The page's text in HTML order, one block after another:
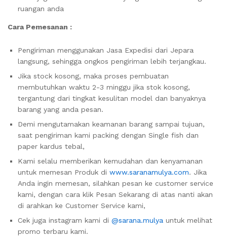
ruangan anda
Cara Pemesanan :
Pengiriman menggunakan Jasa Expedisi dari Jepara
langsung, sehingga ongkos pengiriman lebih terjangkau.
Jika stock kosong, maka proses pembuatan
membutuhkan waktu 2-3 minggu jika stok kosong,
tergantung dari tingkat kesulitan model dan banyaknya
barang yang anda pesan.
Demi mengutamakan keamanan barang sampai tujuan,
saat pengiriman kami packing dengan Single fish dan
paper kardus tebal,
Kami selalu memberikan kemudahan dan kenyamanan
untuk memesan Produk di www.saranamulya.com. Jika
Anda ingin memesan, silahkan pesan ke customer service
kami, dengan cara klik Pesan Sekarang di atas nanti akan
di arahkan ke Customer Service kami,
Cek juga instagram kami di @sarana.mulya untuk melihat
promo terbaru kami.